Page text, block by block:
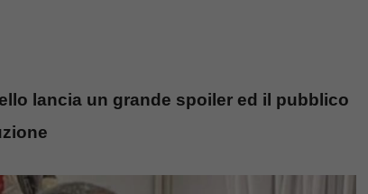
lancia un grande spoiler ed il pubblico